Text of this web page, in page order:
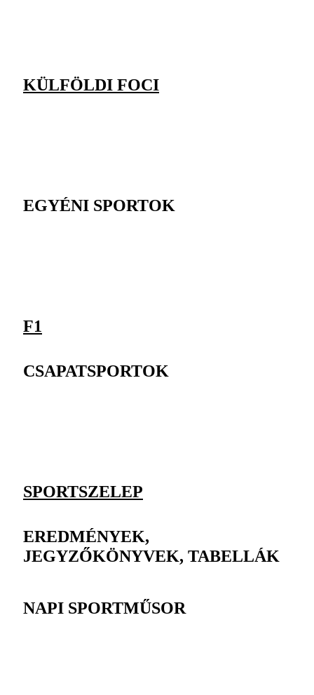
KÜLFÖLDI FOCI
EGYÉNI SPORTOK
F1
CSAPATSPORTOK
SPORTSZELEP
EREDMÉNYEK,
JEGYZŐKÖNYVEK, TABELLÁK
NAPI SPORTMŰSOR